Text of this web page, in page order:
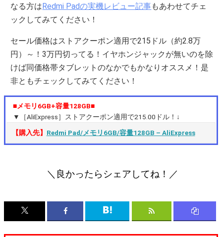
なる方は Redmi Padの実機レビュー記事もあわせてチェ
ックしてみてください！
セール価格はストアクーポン適用で215ドル（約2.8万
円）～！3万円切ってる！イヤホンジャックが無いのを除
けば同価格帯タブレットのなかでもかなりオススメ！是
非ともチェックしてみてください！
■メモリ6GB+容量128GB■
▼［AliExpress］ストアクーポン適用で215.00ドル！↓
【購入先】 Redmi Pad/メモリ6GB/容量128GB – AliExpress
＼良かったらシェアしてね！／